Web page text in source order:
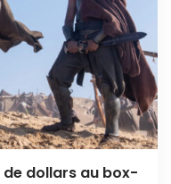
de dollars au box-